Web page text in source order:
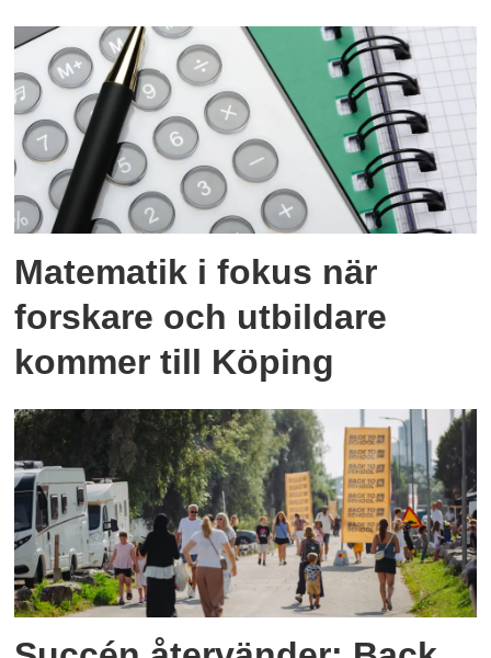
Matematik i fokus när
forskare och utbildare
kommer till Köping